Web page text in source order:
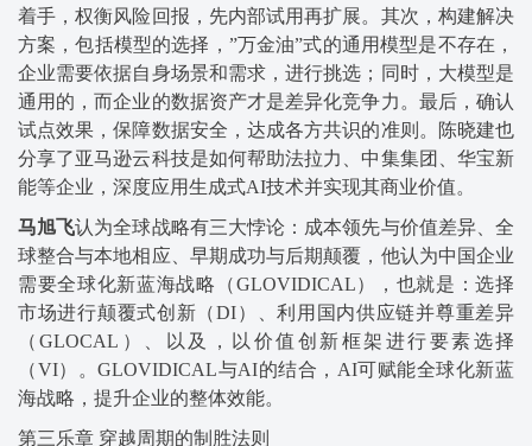
着手，权衡风险回报，先内部试用再扩展。其次，构建解决
方案，包括模型的选择，”万金油”式的通用模型是不存在，
企业需要依据自身场景和需求，进行挑选；同时，大模型是
通用的，而企业的数据资产才是差异化竞争力。最后，确认
试点效果，保障数据安全，达成各方共识的准则。陈晓建也
分享了亚马逊云科技是如何帮助法拉力、中集集团、华宝新
能等企业，深度应用生成式AI技术并实现其商业价值。
马旭飞认为全球战略有三大悖论：成本领先与价值差异、全
球整合与本地相应、早期成功与后期颠覆，他认为中国企业
需要全球化新蓝海战略（GLOVIDICAL），也就是：选择
市场进行颠覆式创新（DI）、利用国内供应链并尊重差异
（GLOCAL）、以及，以价值创新框架进行要素选择
（VI）。GLOVIDICAL与AI的结合，AI可赋能全球化新蓝
海战略，提升企业的整体效能。
第三乐章 穿越周期的制胜法则